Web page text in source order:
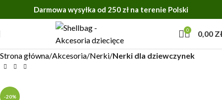
Darmowa wysyłka od 250 zł na terenie Polski
0 0,00
Strona główna Akcesoria Nerki Nerki dla dziewczynek
-20%